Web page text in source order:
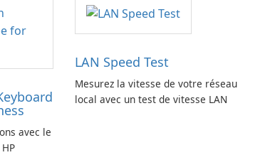
avec le
LAN Speed Test
Mesurez la vitesse de votre réseau
local avec un test de vitesse LAN